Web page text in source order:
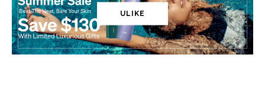
ULIKE